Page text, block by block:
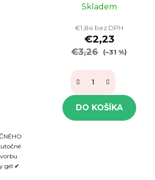
gél.✔
Skladem
€1,84 bez DPH
€2,23
€3,26 (–31 %)
DO KOŠÍKA